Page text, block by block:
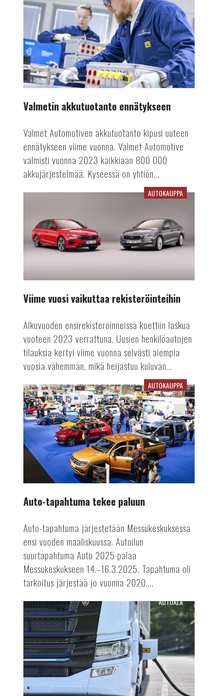
akkutuotanto
ennätykseen
Valmetin akkutuotanto ennätykseen
Valmet Automotiven akkutuotanto kipusi uuteen
ennätykseen viime vuonna. Valmet Automotive
valmisti vuonna 2023 kaikkiaan 800 000
akkujärjestelmää. Kyseessä on yhtiön...
vaikuttaa
rekisteröinteihin
AUTOKAUPPA
Viime vuosi vaikuttaa rekisteröinteihin
Alkuvuoden ensirekisteröinneissä koettiin laskua
vuoteen 2023 verrattuna. Uusien henkilöautojen
tilauksia kertyi viime vuonna selvästi aiempia
vuosia vähemmän, mikä heijastuu kuluvan...
Auto-
tapahtuma
tekee
paluun
AUTOKAUPPA
Auto-tapahtuma tekee paluun
Auto-tapahtuma järjestetään Messukeskuksessa
ensi vuoden maaliskuussa. Autoilun
suurtapahtuma Auto 2025 palaa
Messukeskukseen 14.–16.3.2025. Tapahtuma oli
tarkoitus järjestää jo vuonna 2020....
Terästä
sähkörekoilla
AUTOALA